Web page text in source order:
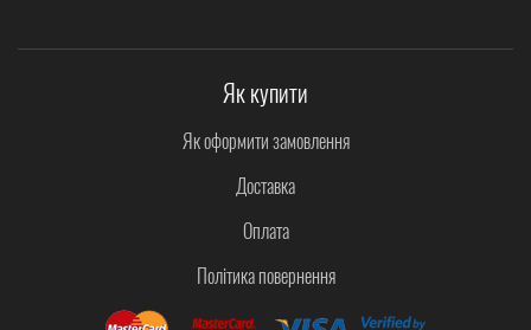
Як купити
Як оформити замовлення
Доставка
Оплата
Політика повернення